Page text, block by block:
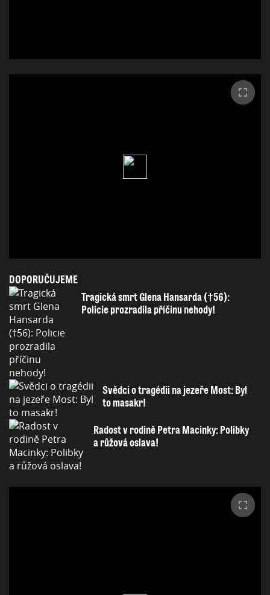
DOPORUČUJEME
Tragická smrt Glena Hansarda (†56):
Policie prozradila příčinu nehody!
Svědci o tragédii na jezeře Most: Byl
to masakr!
Radost v rodině Petra Macinky: Polibky
a růžová oslava!